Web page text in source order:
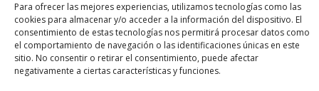
Para ofrecer las mejores experiencias, utilizamos tecnologías como las
cookies para almacenar y/o acceder a la información del dispositivo. El
consentimiento de estas tecnologías nos permitirá procesar datos como
el comportamiento de navegación o las identificaciones únicas en este
sitio. No consentir o retirar el consentimiento, puede afectar
negativamente a ciertas características y funciones.